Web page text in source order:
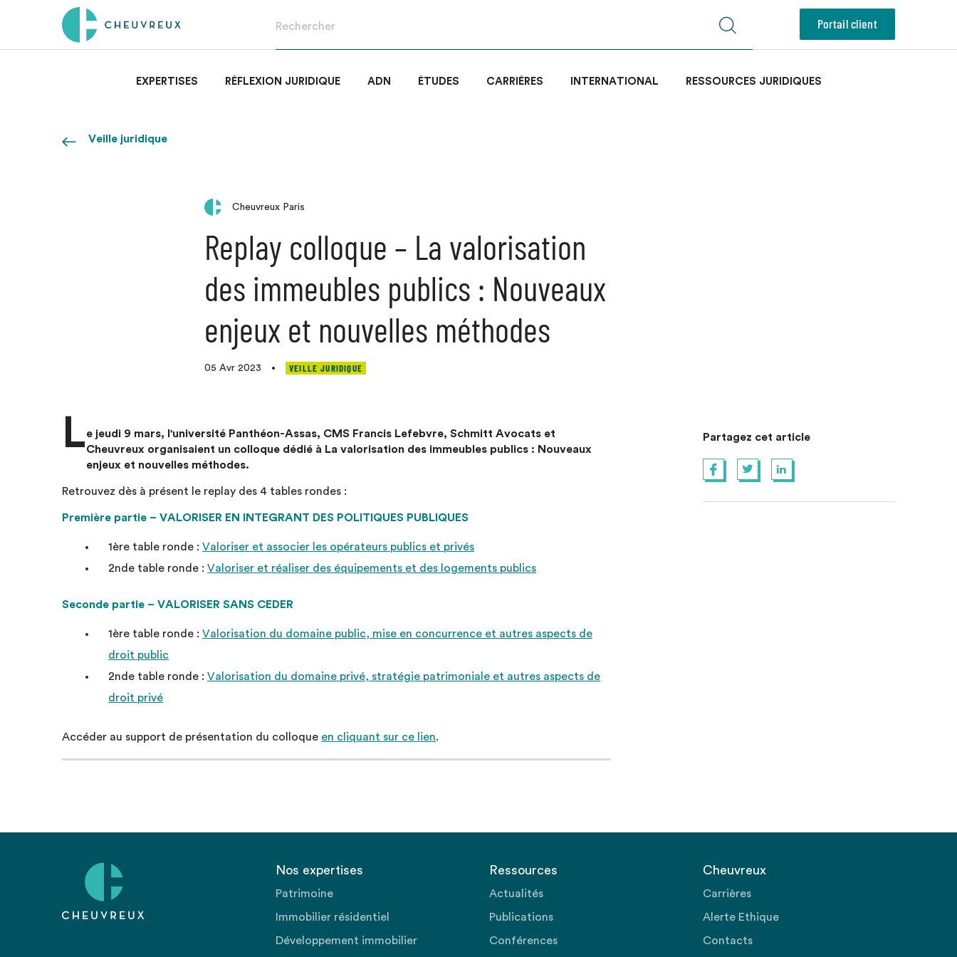
Portail client
EXPERTISES RÉFLEXION JURIDIQUE ADN ÉTUDES CARRIÈRES INTERNATIONAL RESSOURCES JURIDIQUES
Veille juridique
Cheuvreux Paris
Replay colloque – La valorisation
des immeubles publics : Nouveaux
enjeux et nouvelles méthodes
05 Avr 2023 • VEILLE JURIDIQUE
Le jeudi 9 mars, l'université Panthéon-Assas, CMS Francis Lefebvre, Schmitt Avocats et
Cheuvreux organisaient un colloque dédié à La valorisation des immeubles publics : Nouveaux
enjeux et nouvelles méthodes.
Retrouvez dès à présent le replay des 4 tables rondes :
Première partie – VALORISER EN INTEGRANT DES POLITIQUES PUBLIQUES
1ère table ronde : Valoriser et associer les opérateurs publics et privés
2nde table ronde : Valoriser et réaliser des équipements et des logements publics
Seconde partie – VALORISER SANS CEDER
1ère table ronde : Valorisation du domaine public, mise en concurrence et autres aspects de
droit public
2nde table ronde : Valorisation du domaine privé, stratégie patrimoniale et autres aspects de
droit privé
Accéder au support de présentation du colloque en cliquant sur ce lien.
Partagez cet article
Nos expertises
Patrimoine
Immobilier résidentiel
Développement immobilier
Ressources
Actualités
Publications
Conférences
Cheuvreux
Carrières
Alerte Ethique
Contacts